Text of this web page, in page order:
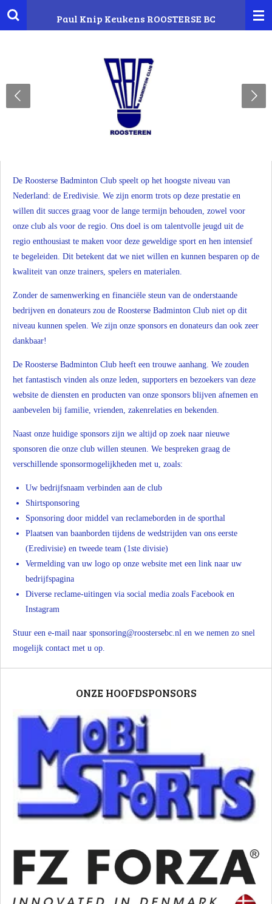
Ga
Paul Knip Keukens ROOSTERSE BC
De Roosterse Badminton Club speelt op het hoogste niveau van
Nederland: de Eredivisie. We zijn enorm trots op deze prestatie en
willen dit succes graag voor de lange termijn behouden, zowel voor
onze club als voor de regio. Ons doel is om talentvolle jeugd uit de
regio enthousiast te maken voor deze geweldige sport en hen intensief
te begeleiden. Dit betekent dat we niet willen en kunnen besparen op de
kwaliteit van onze trainers, spelers en materialen.
Zonder de samenwerking en financiële steun van de onderstaande
bedrijven en donateurs zou de Roosterse Badminton Club niet op dit
niveau kunnen spelen. We zijn onze sponsors en donateurs dan ook zeer
dankbaar!
De Roosterse Badminton Club heeft een trouwe aanhang. We zouden
het fantastisch vinden als onze leden, supporters en bezoekers van deze
website de diensten en producten van onze sponsors blijven afnemen en
aanbevelen bij familie, vrienden, zakenrelaties en bekenden.
Naast onze huidige sponsors zijn we altijd op zoek naar nieuwe
sponsoren die onze club willen steunen. We bespreken graag de
verschillende sponsormogelijkheden met u, zoals:
Uw bedrijfsnaam verbinden aan de club
Shirtsponsoring
Sponsoring door middel van reclameborden in de sporthal
Plaatsen van baanborden tijdens de wedstrijden van ons eerste
(Eredivisie) en tweede team (1ste divisie)
Vermelding van uw logo op onze website met een link naar uw
bedrijfspagina
Diverse reclame-uitingen via social media zoals Facebook en
Instagram
Stuur een e-mail naar sponsoring@roostersebc.nl en we nemen zo snel
mogelijk contact met u op.
ONZE HOOFDSPONSORS